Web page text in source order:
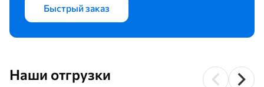
Быстрый заказ
Наши отгрузки